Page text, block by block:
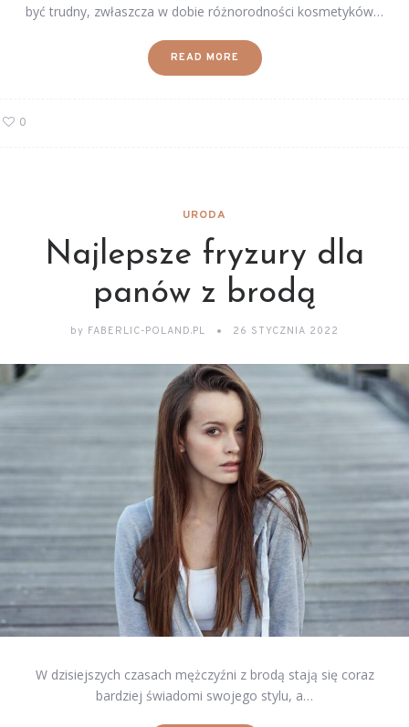
być trudny, zwłaszcza w dobie różnorodności kosmetyków…
READ MORE
0
URODA
Najlepsze fryzury dla
panów z brodą
by FABERLIC-POLAND.PL 26 STYCZNIA 2022
W dzisiejszych czasach mężczyźni z brodą stają się coraz
bardziej świadomi swojego stylu, a…